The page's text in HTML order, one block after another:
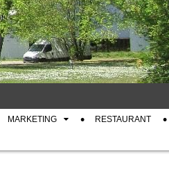
MARKETING RESTAURANT